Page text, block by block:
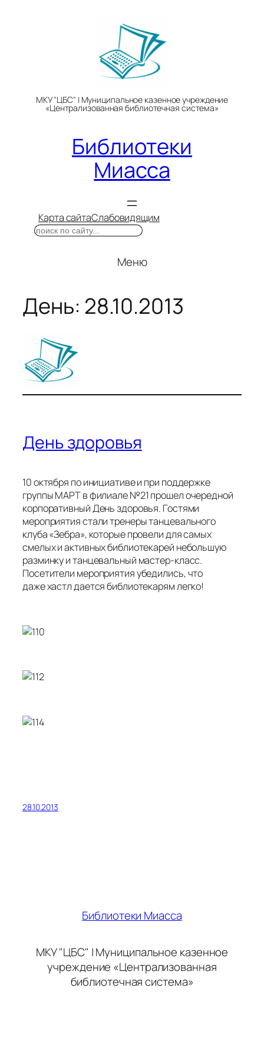
МКУ "ЦБС" | Муниципальное казенное учреждение
«Централизованная библиотечная система»
Библиотеки
Миасса
Карта сайтаСлабовидящим
Поиск
Меню
День: 28.10.2013
День здоровья
10 октября по инициативе и при поддержке
группы МАРТ в филиале №21 прошел очередной
корпоративный День здоровья. Гостями
мероприятия стали тренеры танцевального
клуба «Зебра», которые провели для самых
смелых и активных библиотекарей небольшую
разминку и танцевальный мастер-класс.
Посетители мероприятия убедились, что
даже хастл дается библиотекарям легко!
28.10.2013
Библиотеки Миасса
МКУ "ЦБС" | Муниципальное казенное
учреждение «Централизованная
библиотечная система»